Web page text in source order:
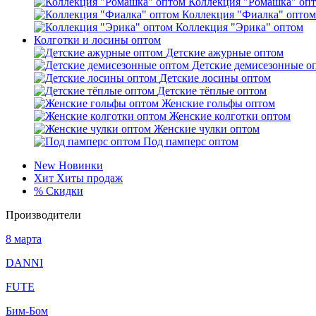
Коллекция "Фиалка" оптом
Коллекция "Эрика" оптом
Колготки и лосины оптом
Детские ажурные оптом
Детские демисезонные
Детские лосины оптом
Детские тёплые оптом
Женские гольфы оптом
Женские колготки оптом
Женские чулки оптом
Под памперс оптом
New Новинки
Хит Хиты продаж
% Скидки
Производители
8 марта
DANNI
FUTE
Бим-Бом